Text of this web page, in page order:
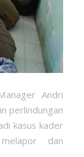
Andri
perlindungan
kasus kader
dan